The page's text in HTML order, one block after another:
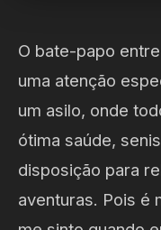
O bate-papo
uma atenção
um asilo, onde
ótima saúde,
disposição para
aventuras. Pois é